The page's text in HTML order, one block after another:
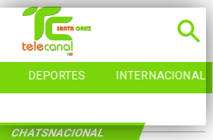
DEPORTES INTERNACIONAL
CHATSNACIONAL